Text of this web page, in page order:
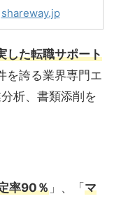
shareway.jp
した転職サポート
を誇る業界専門エ
析、書類添削を
率90％ 」、「マ